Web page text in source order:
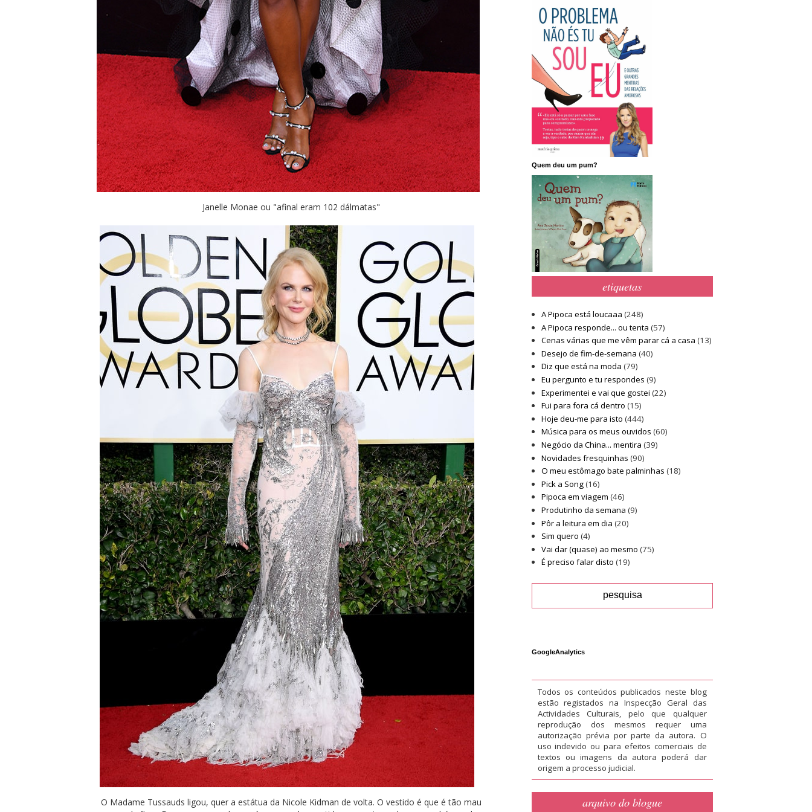
Janelle Monae ou "afinal eram 102 dálmatas"
O Madame Tussauds ligou, quer a estátua da Nicole Kidman de volta. O vestido é que é tão mau
Quem deu um pum?
etiquetas
A Pipoca está loucaaa (248)
A Pipoca responde... ou tenta (57)
Cenas várias que me vêm parar cá a casa (13)
Desejo de fim-de-semana (40)
Diz que está na moda (79)
Eu pergunto e tu respondes (9)
Experimentei e vai que gostei (22)
Fui para fora cá dentro (15)
Hoje deu-me para isto (444)
Música para os meus ouvidos (60)
Negócio da China... mentira (39)
Novidades fresquinhas (90)
O meu estômago bate palminhas (18)
Pick a Song(16)
Pipoca em viagem (46)
Produtinho da semana (9)
Pôr a leitura em dia (20)
Sim quero (4)
Vai dar (quase) ao mesmo (75)
É preciso falar disto (19)
GoogleAnalytics
Todos os conteúdos publicados neste blog
estão registados na Inspecção Geral das
Actividades Culturais, pelo que qualquer
reprodução dos mesmos requer uma
autorização prévia por parte da autora. O
uso indevido ou para efeitos comerciais de
textos ou imagens da autora poderá dar
origem a processo judicial.
arquivo do blogue